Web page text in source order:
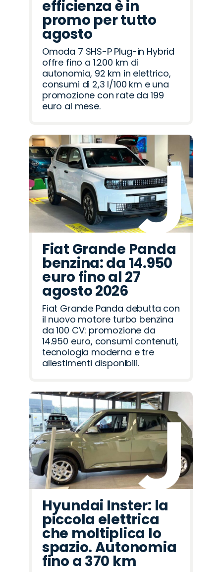
efficienza è in
promo per tutto
agosto
Omoda 7 SHS-P Plug-in Hybrid
offre fino a 1.200 km di
autonomia, 92 km in elettrico,
consumi di 2,3 l/100 km e una
promozione con rate da 199
euro al mese.
Fiat Grande Panda
benzina: da 14.950
euro fino al 27
agosto 2026
Fiat Grande Panda debutta con
il nuovo motore turbo benzina
da 100 CV: promozione da
14.950 euro, consumi contenuti,
tecnologia moderna e tre
allestimenti disponibili.
Hyundai Inster: la
piccola elettrica
che moltiplica lo
spazio. Autonomia
fino a 370 km